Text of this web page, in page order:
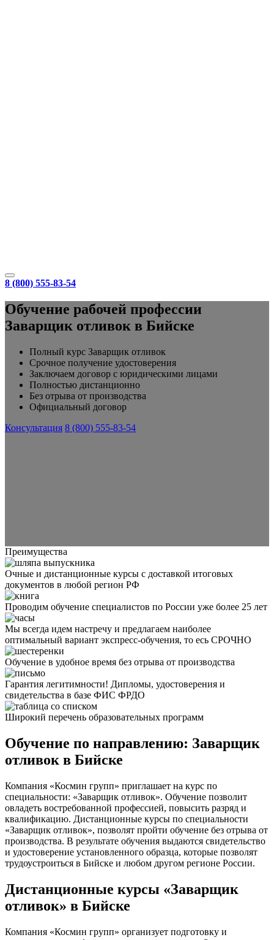
8 (800) 555-83-54
Обучение рабочей профессии
Заварщик отливок в Бийске
Полный курс Заварщик отливок
Срочное получение удостоверения
Заключаем договор с юридическими лицами
Полностью дистанционно
Без отрыва от производства
Официальный договор
Консультация 8 (800) 555-83-54
Преимущества
Очные и дистанционные курсы с доставкой итоговых
документов в любой регион РФ
Проводим обучение специалистов по России уже более 25 лет
Мы всегда идем настречу и предлагаем наиболее
оптимальный вариант экспресс-обучения, то есь СРОЧНО
Обучение в удобное время без отрыва от производства
Гарантия легитимности! Дипломы, удостоверения и
свидетельства в базе ФИС ФРДО
Широкий перечень образовательных программ
Обучение по направлению: Заварщик
отливок в Бийске
Компания «Космин групп» приглашает на курс по
специальности: «Заварщик отливок». Обучение позволит
овладеть востребованной профессией, повысить разряд и
квалификацию. Дистанционные курсы по специальности
«Заварщик отливок», позволят пройти обучение без отрыва от
производства. В результате обучения выдаются свидетельство
и удостоверение установленного образца, которые позволят
трудоустроиться в Бийске и любом другом регионе России.
Дистанционные курсы «Заварщик
отливок» в Бийске
Компания «Космин групп» организует подготовку и